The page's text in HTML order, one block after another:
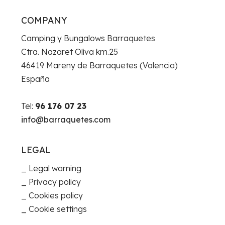
COMPANY
Camping y Bungalows Barraquetes
Ctra. Nazaret Oliva km.25
46419 Mareny de Barraquetes (Valencia)
España
Tel: 96 176 07 23
info@barraquetes.com
LEGAL
Legal warning
Privacy policy
Cookies policy
Cookie settings